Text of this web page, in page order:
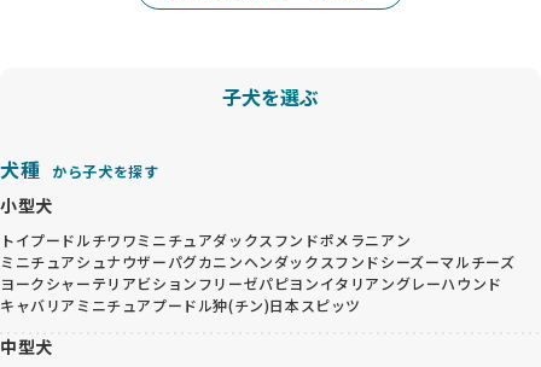
子犬を選ぶ
犬種 から子犬を探す
小型犬
トイプードルチワワミニチュアダックスフンドポメラニアン
ミニチュアシュナウザーパグカニンヘンダックスフンドシーズーマルチーズ
ヨークシャーテリアビションフリーゼパピヨンイタリアングレーハウンド
キャバリア ミニチュアプードル狆(チン)日本スピッツ
中型犬